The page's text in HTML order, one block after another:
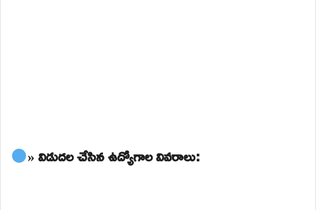
» విడుదల చేసిన ఉద్యోగాల వివరాలు: